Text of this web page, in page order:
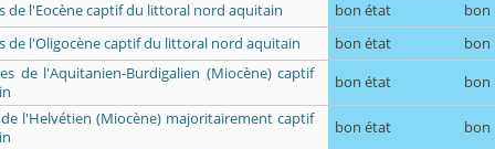
de l'Eocène captif du littoral nord aquitain bon état
bon
de l'Oligocène captif du littoral nord aquitain
bon état
bon
de l'Aquitanien-Burdigalien (Miocène) captif
bon état
bon
l'Helvétien (Miocène) majoritairement captif
bon état bon